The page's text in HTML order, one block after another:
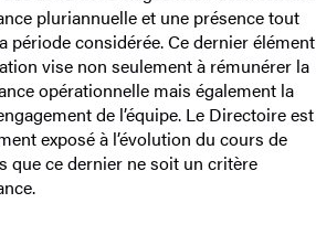
pluriannuelle et une présence tout
période considérée. Ce dernier élément
vise non seulement à rémunérer la
opérationnelle mais également la
de l’équipe. Le Directoire est
exposé à l’évolution du cours de
que ce dernier ne soit un critère